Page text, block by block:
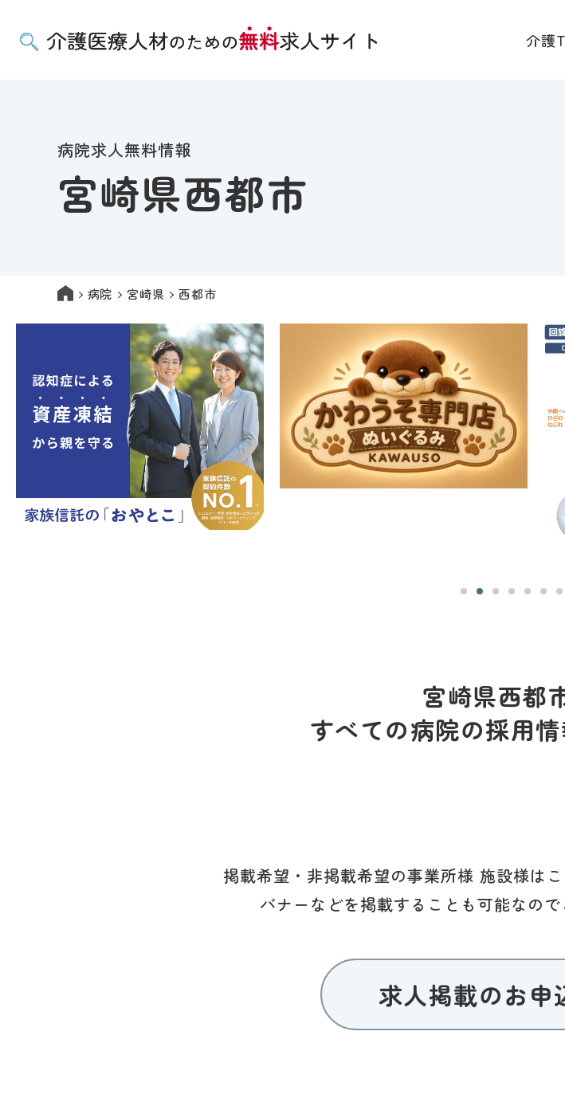
介護
病院求人無料情報
宮崎県西都市
病院 宮崎県 西都市
宮崎県西都
すべての病院の採用情
掲載希望・非掲載希望の事業所様 施設様は
バナーなどを掲載することも可能なの
求人掲載のお申